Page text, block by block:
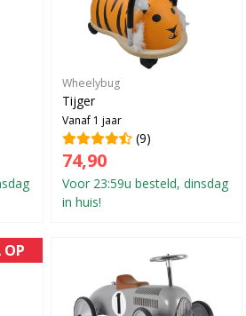
Wheelybug
Tijger
Vanaf 1 jaar
(9)
74,90
Voor 23:59u besteld, dinsdag
in huis!
OP